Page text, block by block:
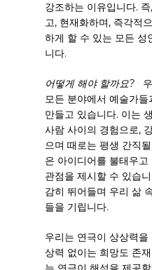
강조하는 이유입니다.
고, 현재화하며, 즉각적
하게 할 수 있는 모든 성
니다.
어떻게 해야 할까요?
모든 분야에서 예술가
만들고 있습니다. 이는
사람 사이의 경험으로,
으며 때로는 평생 간직
은 아이디어를 불태우
관점을 제시할 수 있습
감히 뛰어들며 우리 삶
들을 기립니다.
우리는 연극이 상상력
상력 없이는 희망도 존